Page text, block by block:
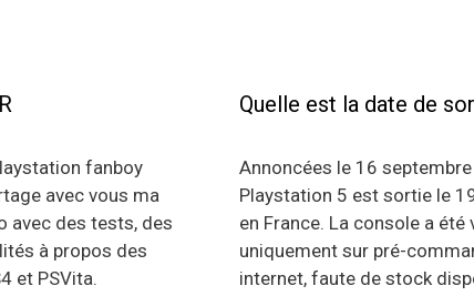
fanboy
avec vous ma
avec des tests, des
à propos des
et PSVita.
Quelle est la date de
Annoncées le 16
Playstation 5 est sortie le
en France. La console a été
uniquement sur pré-
internet, faute de stock